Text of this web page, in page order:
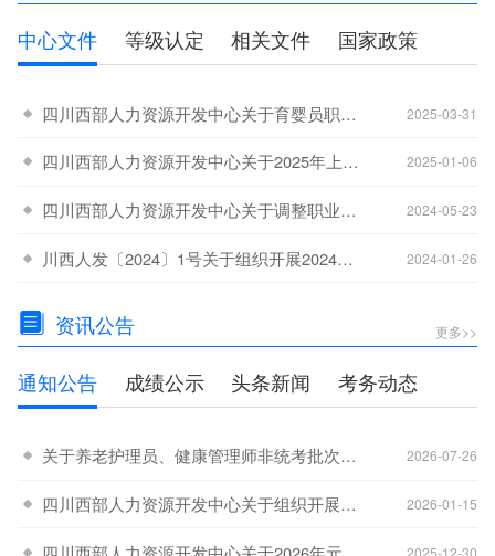
中心文件 等级认定 相关文件 国家政策
四川西部人力资源开发中心关于育婴员职业名称调整及补考安排的通知 2025-03-31
四川西部人力资源开发中心关于2025年上半年在宜宾市开展职业技能等级认定工作的公告 2025-01-06
四川西部人力资源开发中心关于调整职业技能等级认定收费标准的通知 2024-05-23
川西人发〔2024〕1号关于组织开展2024年职业技能等级认定工作的通知 2024-01-26
资讯公告 更多>>
通知公告 成绩公示 头条新闻 考务动态
关于养老护理员、健康管理师非统考批次考生最后一次补考工作的通知 2026-07-26
四川西部人力资源开发中心关于组织开展2026年全省职业技能等级认定工作的通知 2026-01-15
2025-12-30